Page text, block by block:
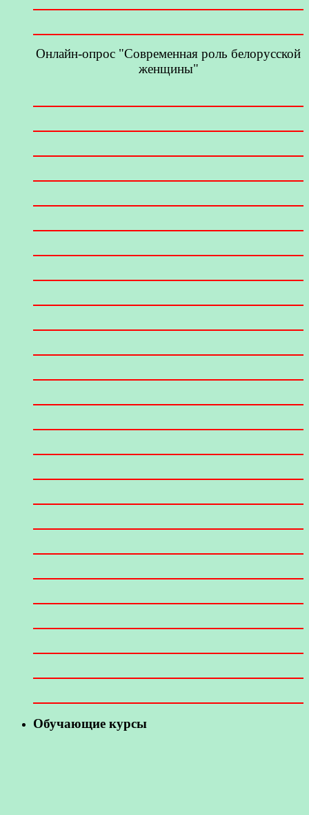
Онлайн-опрос "Современная роль белорусской
женщины"
Обучающие курсы